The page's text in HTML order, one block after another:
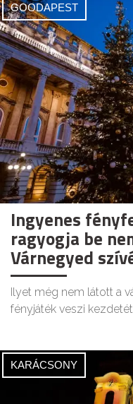
GOODAPEST
Ingyenes
ragyogja be
Várnegyed
Ilyet még nem látott a
fényjáték veszi
KARÁCSONY